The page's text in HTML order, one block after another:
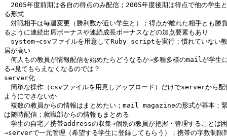
2005年度前期は各自の得点のみ配信；2005年度後期は得点で他の学生
る形式
対戦相手は毎週変更（勝利数が近い学生と）；得点が離れた相手とも勝
るように連続出席ボーナスや連続成長ボーナスなどの加点要素もあり
system→csvファイルを用意してRuby scriptを実行；慣れていない教
居が高い
何人もの教員が情報配信を始めたらどうなるか→多種多様のmailが学生
る→見てもらえなくなるのでは？
server化
簡単な操作（csvファイルを用意しアップロード）だけでserverから配
ようにできないか
複数の教員からの情報はまとめたい；mail magazineの形式が基本；
は随時配信；就職部からの情報もまとめる
学生の自宅／携帯addressの収集→個別の教員が把握・管理することは
→serverで一元管理（希望する学生に登録してもらう）；携帯の字数制限